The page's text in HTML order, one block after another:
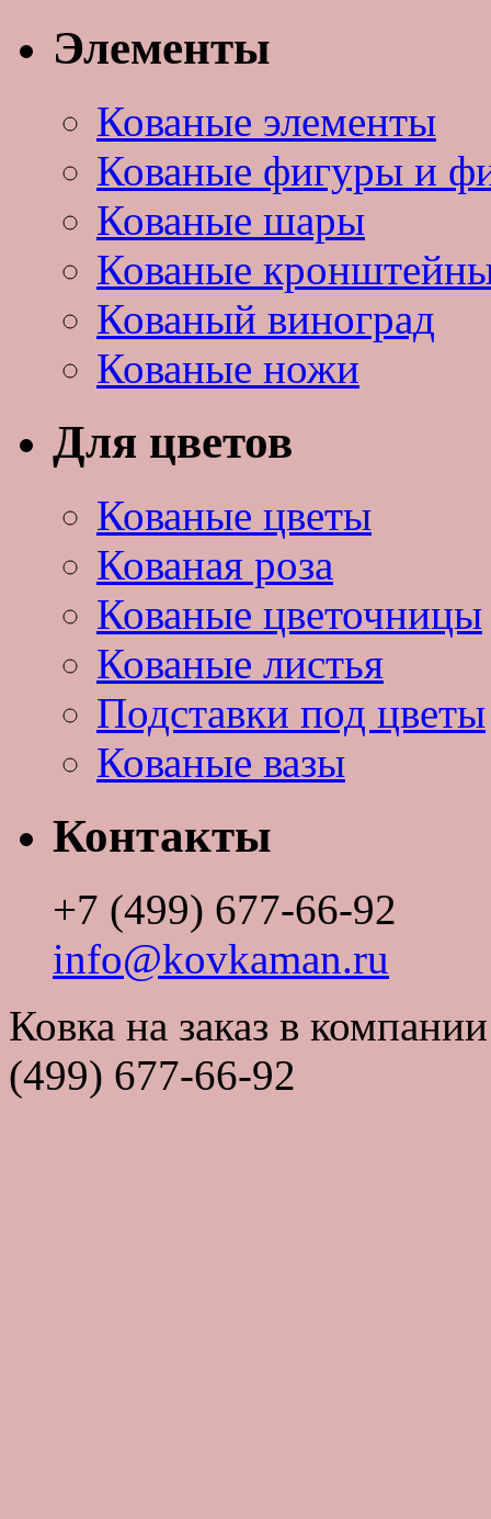
Элементы
Кованые элементы
Кованые фигуры и
Кованые шары
Кованые
Кованый виноград
Кованые ножи
Для цветов
Кованые цветы
Кованая роза
Кованые цветочницы
Кованые листья
Подставки под цветы
Кованые вазы
Контакты
+7 (499) 677-66-92
info@kovkaman.ru
Ковка на заказ в
(499) 677-66-92